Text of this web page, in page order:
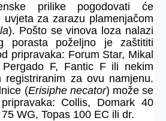
prilike pogodovati će
uvjeta za zarazu plamenjačom
). Pošto se vinova loza nalazi
porasta poželjno je zaštititi
pripravaka: Forum Star, Mikal
F, Fantic F ili nekim
registriranim za ovu namjenu.
(Erisiphe necator) može se
Collis, Domark 40
WG, Topas 100 EC ili dr.